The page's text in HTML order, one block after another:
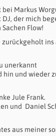
bei Markus
der mich
Flow!
zurückgeholt
unerkannt
hin und wieder
Jule Frank.
und Daniel
aus meiner